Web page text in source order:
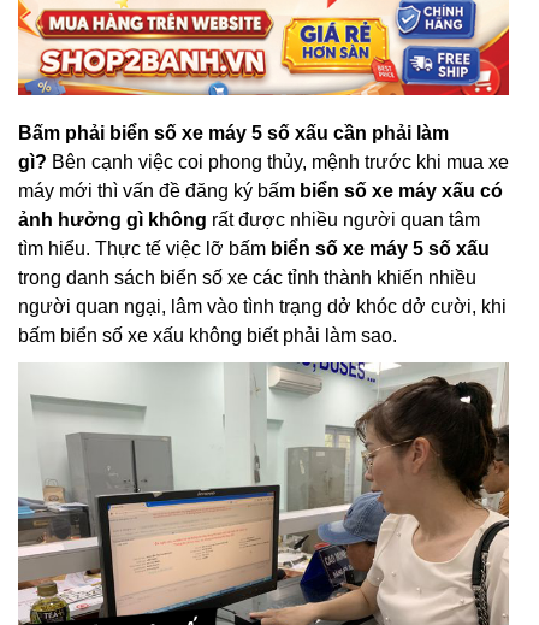
Bấm phải biển số xe máy 5 số xấu cần phải làm
gì? Bên cạnh việc coi phong thủy, mệnh trước khi mua xe
máy mới thì vấn đề đăng ký bấm biển số xe máy xấu có
ảnh hưởng gì không rất được nhiều người quan tâm
tìm hiểu. Thực tế việc lỡ bấm biển số xe máy 5 số xấu
trong danh sách biển số xe các tỉnh thành khiến nhiều
người quan ngại, lâm vào tình trạng dở khóc dở cười, khi
bấm biển số xe xấu không biết phải làm sao.